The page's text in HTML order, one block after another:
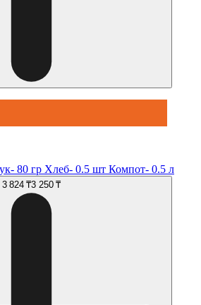
80 гр Хлеб- 0.5 шт Компот- 0.5 л
3 824 ₸3 250 ₸